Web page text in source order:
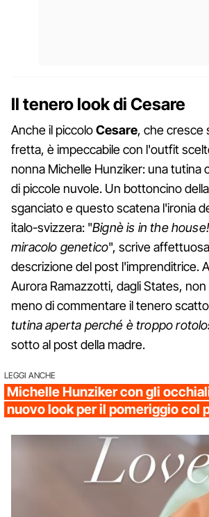
Il tenero look di Cesare
Anche il piccoloCesare, che cresce
fretta, è impeccabile con l'outfit
nonna Michelle Hunziker: una tutina
di piccole nuvole. Un bottoncino
sganciato e questo scatena l'ironia
italo-svizzera: "Bignè is in the
miracolo genetico", scrive
descrizione del post l'imprenditrice.
Aurora Ramazzotti, dagli States,
meno di commentare il tenero
tutina aperta perché è troppo
sotto al post della madre.
LEGGI ANCHE
Michelle Hunziker con gli
nuovo look per il pomeriggio col